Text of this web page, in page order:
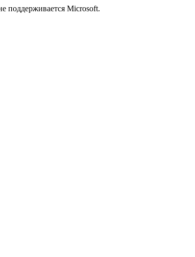
поддерживается Microsoft.